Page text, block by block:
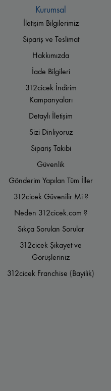
Kurumsal
İletişim Bilgilerimiz
Sipariş ve Teslimat
Hakkımızda
İade Bilgileri
312cicek İndirim
Kampanyaları
Detaylı İletişim
Sizi Dinliyoruz
Sipariş Takibi
Güvenlik
Gönderim Yapılan Tüm İller
312cicek Güvenilir Mi ?
Neden 312cicek.com ?
Sıkça Sorulan Sorular
312cicek Şikayet ve
Görüşleriniz
312cicek Franchise (Bayilik)